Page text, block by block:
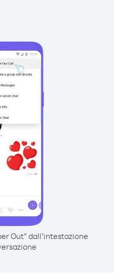
Out” dall’intestazione